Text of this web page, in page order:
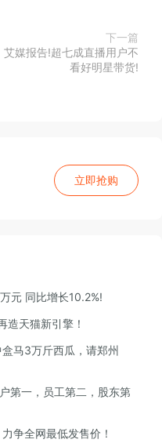
下一篇
艾媒报告!超七成直播用户不
看好明星带货!
立即抢购
元 同比增长10.2%!
造天猫新引擎！
马3万斤西瓜，请郑州
第一，员工第二，股东第
争全网最低发售价！